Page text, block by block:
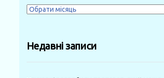
Журнали
місяці
Недавні записи